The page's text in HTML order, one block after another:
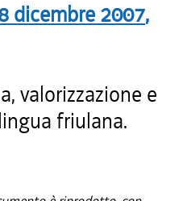
dicembre 2007,
valorizzazione e
friulana.